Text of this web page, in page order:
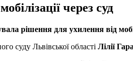
через суд
рішення для ухилення від
суду Львівської області Лілії